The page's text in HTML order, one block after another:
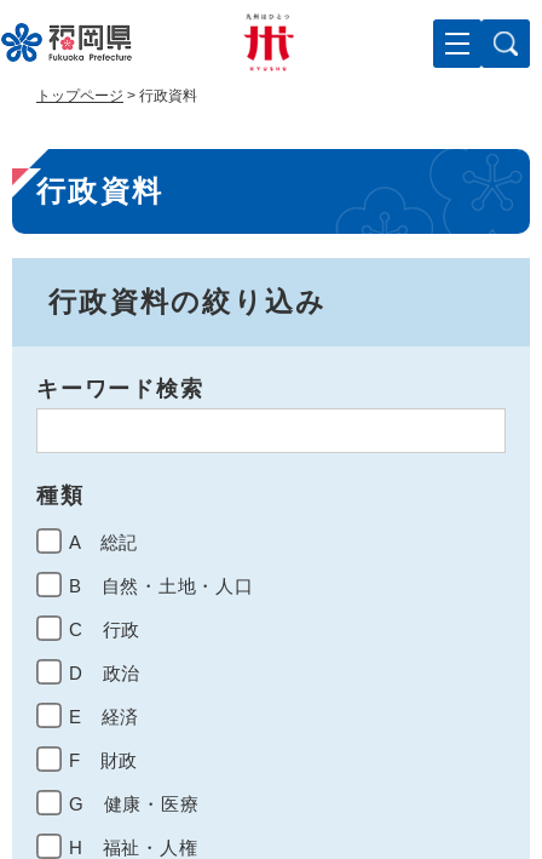
ー
ジ
で
す
ニ
ュ
ば
し
トップページ > 行政資料
本
文
行政資料
行政資料の絞り込み
キーワード検索
種類
A 総記
B 自然・土地・人口
C 行政
D 政治
E 経済
F 財政
G 健康・医療
H 福祉・人権